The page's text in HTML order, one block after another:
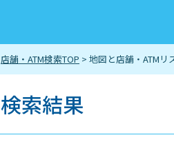
店舗・ATM検索TOP > 地図と店舗・ATMリ
検索結果